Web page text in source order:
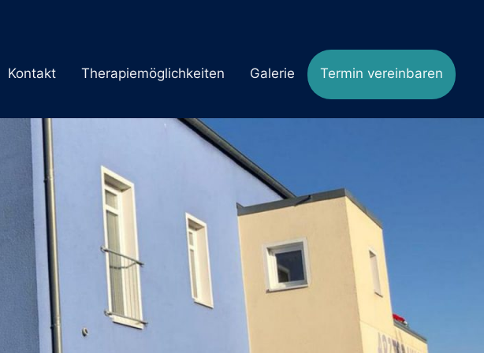
Kontakt Therapiemöglichkeiten Galerie Termin vereinbaren